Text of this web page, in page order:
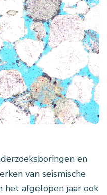
en
van seismische
afgelopen jaar ook